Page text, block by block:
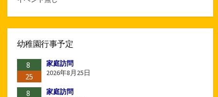
幼稚園行事予定
8
25
家庭訪問
2026年8月25日
8
家庭訪問